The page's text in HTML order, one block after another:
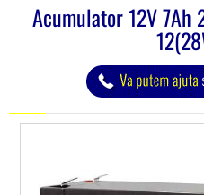
Acumulator 12V 7Ah